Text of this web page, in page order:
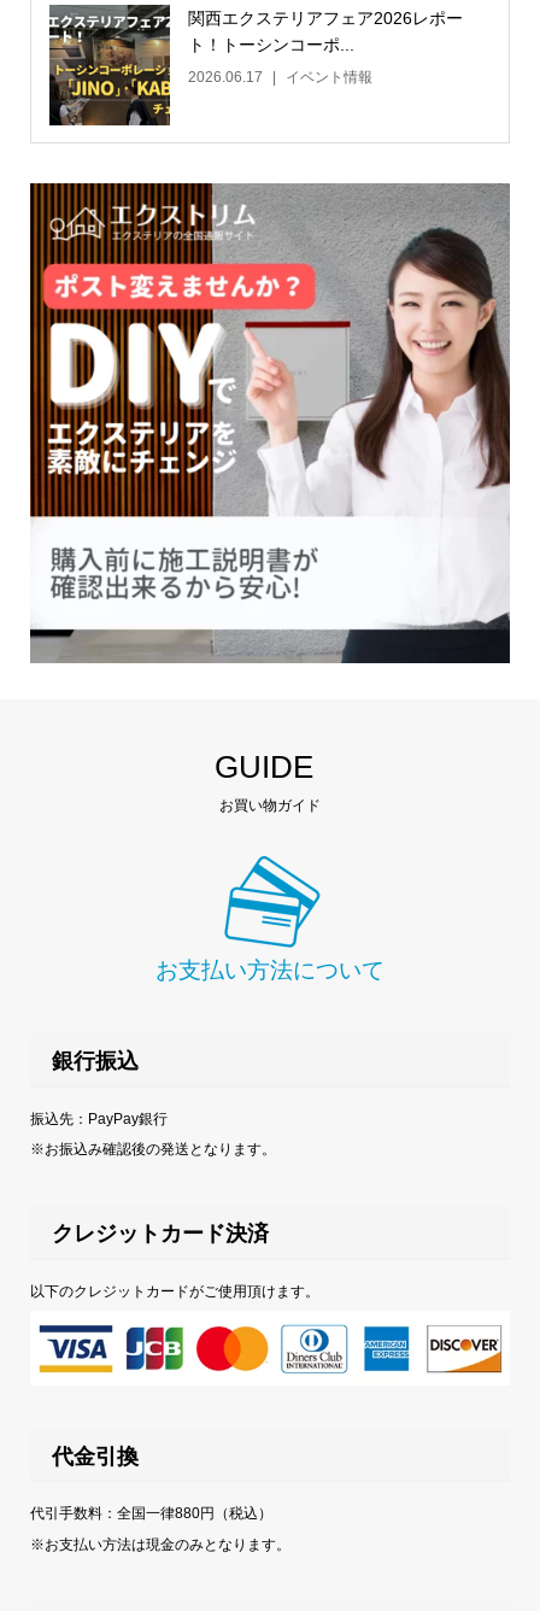
関西エクステリアフェア2026レポー
ト！トーシンコーポ...
2026.06.17 イベント情報
GUIDE
お買い物ガイド
お支払い方法について
銀行振込
振込先：PayPay銀行
※お振込み確認後の発送となります。
クレジットカード決済
以下のクレジットカードがご使用頂けます。
代金引換
代引手数料：全国一律880円（税込）
※お支払い方法は現金のみとなります。